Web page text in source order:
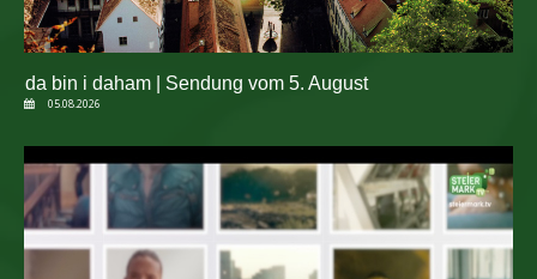
da bin i daham | Sendung vom 5. August
05.08.2026